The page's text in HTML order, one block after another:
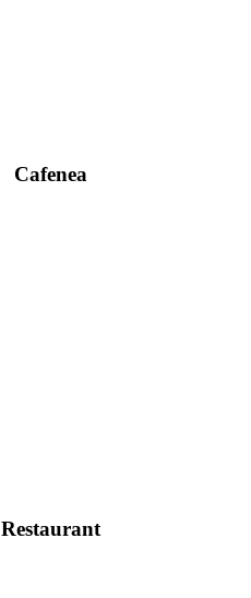
Cafenea
Restaurant